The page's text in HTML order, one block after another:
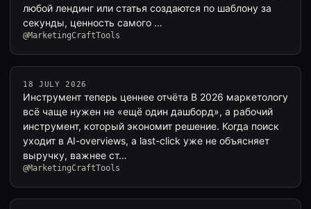
любой лендинг или статья создаются по шаблону за
секунды, ценность самого …
@MarketingCraftTools
18 JULY 2026
Инструмент теперь ценнее отчёта В 2026 маркетологу
всё чаще нужен не «ещё один дашборд», а рабочий
инструмент, который экономит решение. Когда поиск
уходит в AI-overviews, а last-click уже не объясняет
выручку, важнее ст…
@MarketingCraftTools